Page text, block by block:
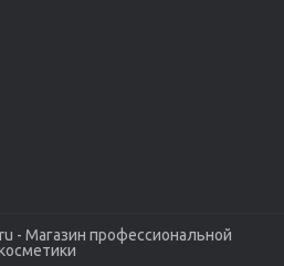
- Магазин профессиональной